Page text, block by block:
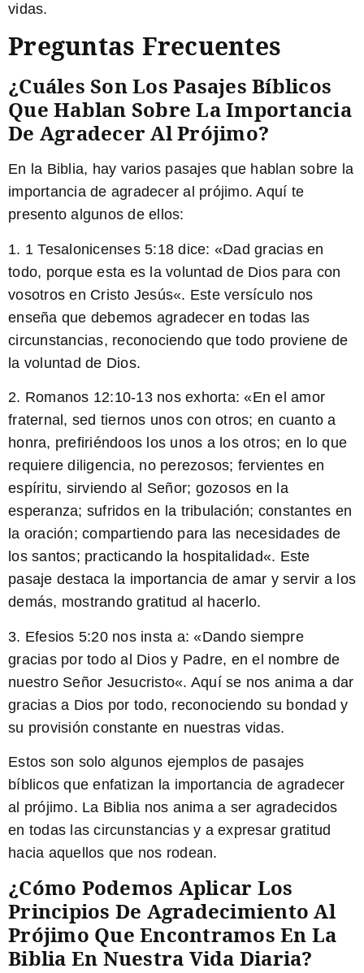
vidas.
Preguntas Frecuentes
¿Cuáles Son Los Pasajes Bíblicos
Que Hablan Sobre La Importancia
De Agradecer Al Prójimo?
En la Biblia, hay varios pasajes que hablan sobre la
importancia de agradecer al prójimo. Aquí te
presento algunos de ellos:
1. 1 Tesalonicenses 5:18 dice: «Dad gracias en
todo, porque esta es la voluntad de Dios para con
vosotros en Cristo Jesús«. Este versículo nos
enseña que debemos agradecer en todas las
circunstancias, reconociendo que todo proviene de
la voluntad de Dios.
2. Romanos 12:10-13 nos exhorta: «En el amor
fraternal, sed tiernos unos con otros; en cuanto a
honra, prefiriéndoos los unos a los otros; en lo que
requiere diligencia, no perezosos; fervientes en
espíritu, sirviendo al Señor; gozosos en la
esperanza; sufridos en la tribulación; constantes en
la oración; compartiendo para las necesidades de
los santos; practicando la hospitalidad«. Este
pasaje destaca la importancia de amar y servir a los
demás, mostrando gratitud al hacerlo.
3. Efesios 5:20 nos insta a: «Dando siempre
gracias por todo al Dios y Padre, en el nombre de
nuestro Señor Jesucristo«. Aquí se nos anima a dar
gracias a Dios por todo, reconociendo su bondad y
su provisión constante en nuestras vidas.
Estos son solo algunos ejemplos de pasajes
bíblicos que enfatizan la importancia de agradecer
al prójimo. La Biblia nos anima a ser agradecidos
en todas las circunstancias y a expresar gratitud
hacia aquellos que nos rodean.
¿Cómo Podemos Aplicar Los
Principios De Agradecimiento Al
Prójimo Que Encontramos En La
Biblia En Nuestra Vida Diaria?